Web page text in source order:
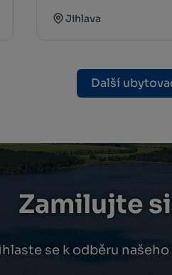
Jihlava
Další
Zamilujte
se k odběru